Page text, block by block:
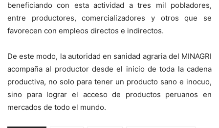
beneficiando con esta actividad a tres mil pobladores,
entre productores, comercializadores y otros que se
favorecen con empleos directos e indirectos.
De este modo, la autoridad en sanidad agraria del MINAGRI
acompaña al productor desde el inicio de toda la cadena
productiva, no solo para tener un producto sano e inocuo,
sino para lograr el acceso de productos peruanos en
mercados de todo el mundo.